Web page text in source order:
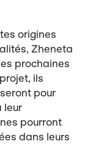
origines
Zheneta
prochaines
ils
pour
leur
pourront
dans leurs